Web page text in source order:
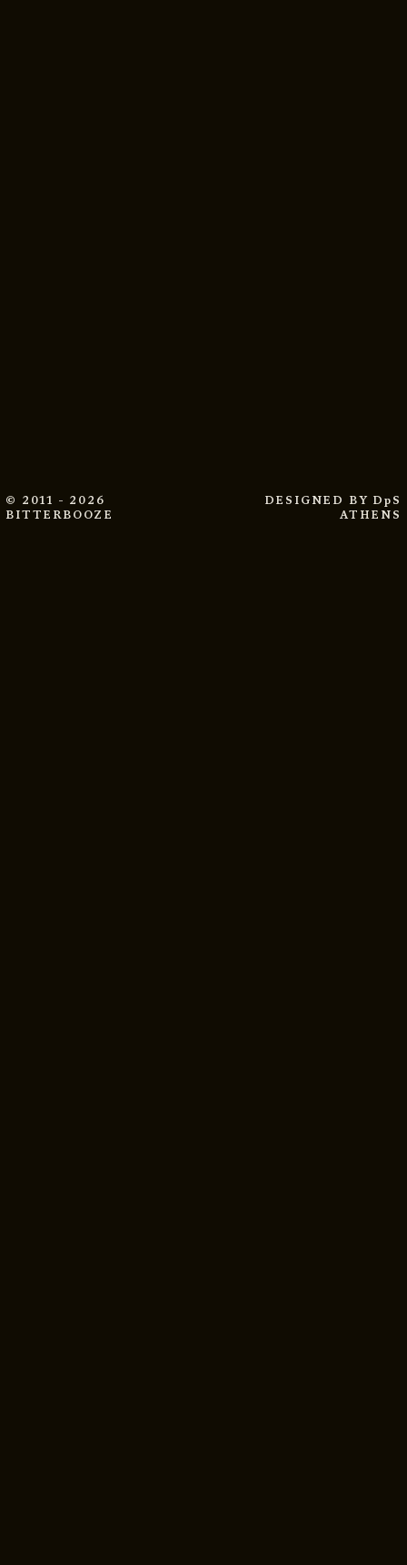
© 2011 - 2026
BITTERBOOZE
DESIGNED BY DpS
ATHENS